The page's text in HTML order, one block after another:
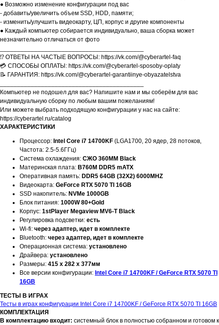
● Возможно изменение конфигурации под вас
- добавить/увеличить объем SSD, HDD, памяти;
- изменить/улучшить видеокарту, ЦП, корпус и другие компоненты
● Каждый компьютер собирается индивидуально, ваша сборка может
незначительно отличаться от фото
⁉️ ОТВЕТЫ НА ЧАСТЫЕ ВОПРОСЫ: https://vk.com/@cyberartel-faq
💳 СПОСОБЫ ОПЛАТЫ: https://vk.com/@cyberartel-sposoby-oplaty
📝 ГАРАНТИЯ: https://vk.com/@cyberartel-garantiinye-obyazatelstva
Компьютер не подошел для вас? Напишите нам и мы соберём для вас
индивидуальную сборку по любым вашим пожеланиям!
Или можете выбрать подходящую конфигурации у нас на сайте:
https://cyberartel.ru/catalog
ХАРАКТЕРИСТИКИ
Процессор: Intel Core i7 14700KF (LGA1700, 20 ядер, 28 потоков,
Частота: 2.5-5.6ГГц)
Система охлаждения: СЖО 360MM Black
Материнская плата: B760M DDR5 mATX
Оперативная память: DDR5 64GB (32X2) 6000MHZ
Видеокарта: GeForce RTX 5070 TI 16GB
SSD накопитель: NVMe 1000GB
Блок питания: 1000W 80+Gold
Корпус: 1stPlayer Megaview MV6-T Black
Регулировка подсветки: есть
Wi-fi: через адаптер, идет в комплекте
Bluetooth: через адаптер, идет в комплекте
Операционная система: установлено
Драйвера: установлено
Размеры: 415 x 282 x 377мм
Все версии конфигурации: Intel Core i7 14700KF / GeForce RTX 5070 TI
16GB
ТЕСТЫ В ИГРАХ
Тесты в играх конфигурации Intel Core i7 14700KF / GeForce RTX 5070 TI 16GB
КОМПЛЕКТАЦИЯ
В комплектацию входит: системный блок в полностью собранном и готовом к